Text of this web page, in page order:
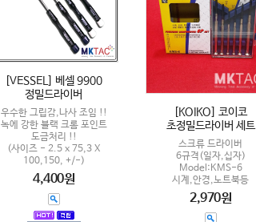
[VESSEL] 베셀 9900
정밀드라이버
우수한 그립감,나사 조임 !!
녹에 강한 블랙 크롬 포인트
도금처리 !!
(사이즈 - 2.5 x 75,3 X
100,150, +/-)
4,400원
[KOIKO] 코이코
초정밀드라이버 세트
스크류 드라이버
6규격(일자,십자)
Model:KMS-6
시계,안경,노트북등
2,970원